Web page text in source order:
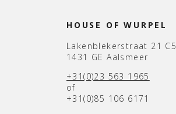
HOUSE OF WURPEL
Lakenblekerstraat 21 C5
1431 GE Aalsmeer
+31(0)23 563 1965
of
+31(0)85 106 6171